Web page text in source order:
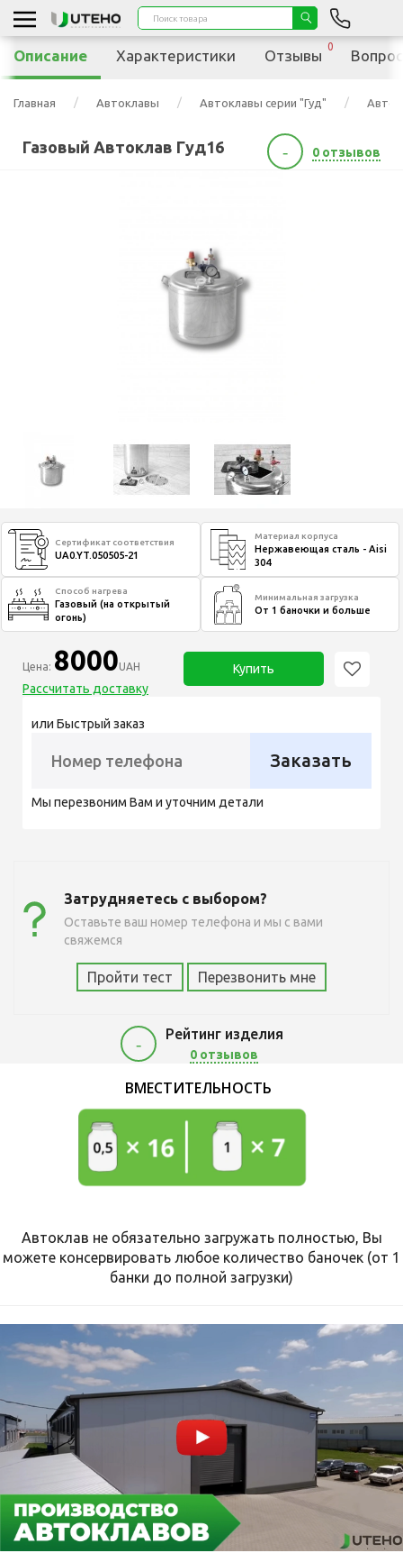
Главная Автоклавы Автоклавы серии "Гуд"
Газовый Автоклав Гуд16 - 0 отзывов
Сертификат соответствия
UA0.YT.050505-21
Материал корпуса
Нержавеющая сталь - Aisi
304
Способ нагрева
Газовый (на открытый
огонь)
Минимальная загрузка
От 1 баночки и больше
Цена: 8000UAH
Рассчитать доставку
Купить
или Быстрый заказ
Заказать
Мы перезвоним Вам и уточним детали
Затрудняетесь с выбором?
Оставьте ваш номер телефона и мы с вами
свяжемся
Пройти тест Перезвонить мне
-
Рейтинг изделия
0 отзывов
Описание Характеристики Отзывы
0
ВМЕСТИТЕЛЬНОСТЬ
Автоклав не обязательно загружать полностью, Вы
можете консервировать любое количество баночек (от 1
банки до полной загрузки)